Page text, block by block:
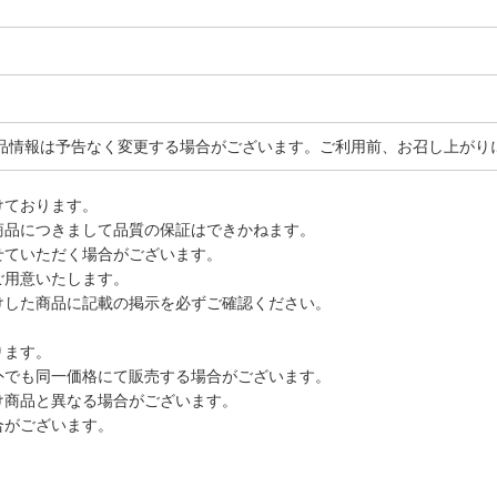
報は予告なく変更する場合がございます。ご利用前、お召し上が
おります。
につきまして品質の保証はできかねます。
いただく場合がございます。
意いたします。
た商品に記載の掲示を必ずご確認ください。
す。
も同一価格にて販売する場合がございます。
品と異なる場合がございます。
ございます。